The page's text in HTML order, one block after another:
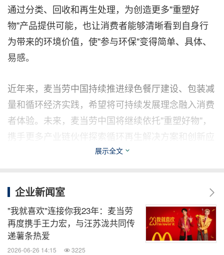
通过分类、回收和再生处理，为创造更多"重塑好
物"产品提供可能，也让消费者能够清晰看到自身行
为带来的环境价值，使"参与环保"变得简单、具体、
易感。
近年来，麦当劳中国持续推进绿色餐厅建设、包装减
量和循环经济实践，希望将可持续发展理念融入消费
者体验。未来，麦当劳中国将继续依托"重塑好物"，
携手更多产业链伙伴探索循环再生解决方案和创新应
用场景，让更多材料获得新生，为推动循环经济发展
附录: 可参与回收箱互动的餐厅名单
北京蓝色港湾餐厅
北京朝阳区朝阳公园路6号院2号楼L-BL2-02号商铺
展示全文
企业新闻室
"我就喜欢"连接你我23年：麦当劳
再度携手王力宏，与汪苏泷共同传
递薯条热爱
2026-06-26 14:15 3225